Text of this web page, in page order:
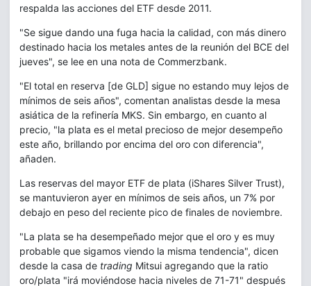
respalda las acciones del ETF desde 2011.
"Se sigue dando una fuga hacia la calidad, con más dinero
destinado hacia los metales antes de la reunión del BCE del
jueves", se lee en una nota de Commerzbank.
"El total en reserva [de GLD] sigue no estando muy lejos de
mínimos de seis años", comentan analistas desde la mesa
asiática de la refinería MKS. Sin embargo, en cuanto al
precio, "la plata es el metal precioso de mejor desempeño
este año, brillando por encima del oro con diferencia",
añaden.
Las reservas del mayor ETF de plata (iShares Silver Trust),
se mantuvieron ayer en mínimos de seis años, un 7% por
debajo en peso del reciente pico de finales de noviembre.
"La plata se ha desempeñado mejor que el oro y es muy
probable que sigamos viendo la misma tendencia", dicen
desde la casa de trading Mitsui agregando que la ratio
oro/plata "irá moviéndose hacia niveles de 71-71" después